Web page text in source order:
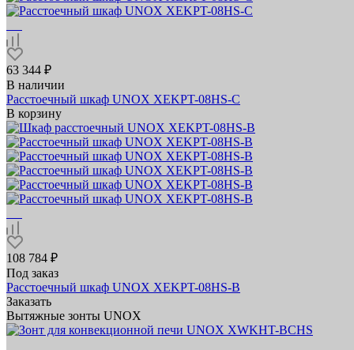
63 344 ₽
В наличии
Расстоечный шкаф UNOX XEKPT-08HS-C
В корзину
108 784 ₽
Под заказ
Расстоечный шкаф UNOX XEKPT-08HS-B
Заказать
Вытяжные зонты UNOX